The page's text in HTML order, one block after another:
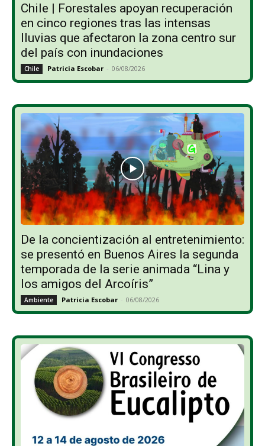
Chile | Forestales apoyan recuperación
en cinco regiones tras las intensas
lluvias que afectaron la zona centro sur
del país con inundaciones
Chile Patricia Escobar - 06/08/2026
De la concientización al entretenimiento:
se presentó en Buenos Aires la segunda
temporada de la serie animada “Lina y
los amigos del Arcoíris”
Ambiente Patricia Escobar - 06/08/2026